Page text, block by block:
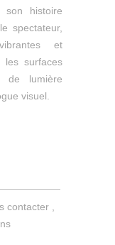
son histoire
spectateur,
et
les surfaces
de lumière
visuel.
contacter ,